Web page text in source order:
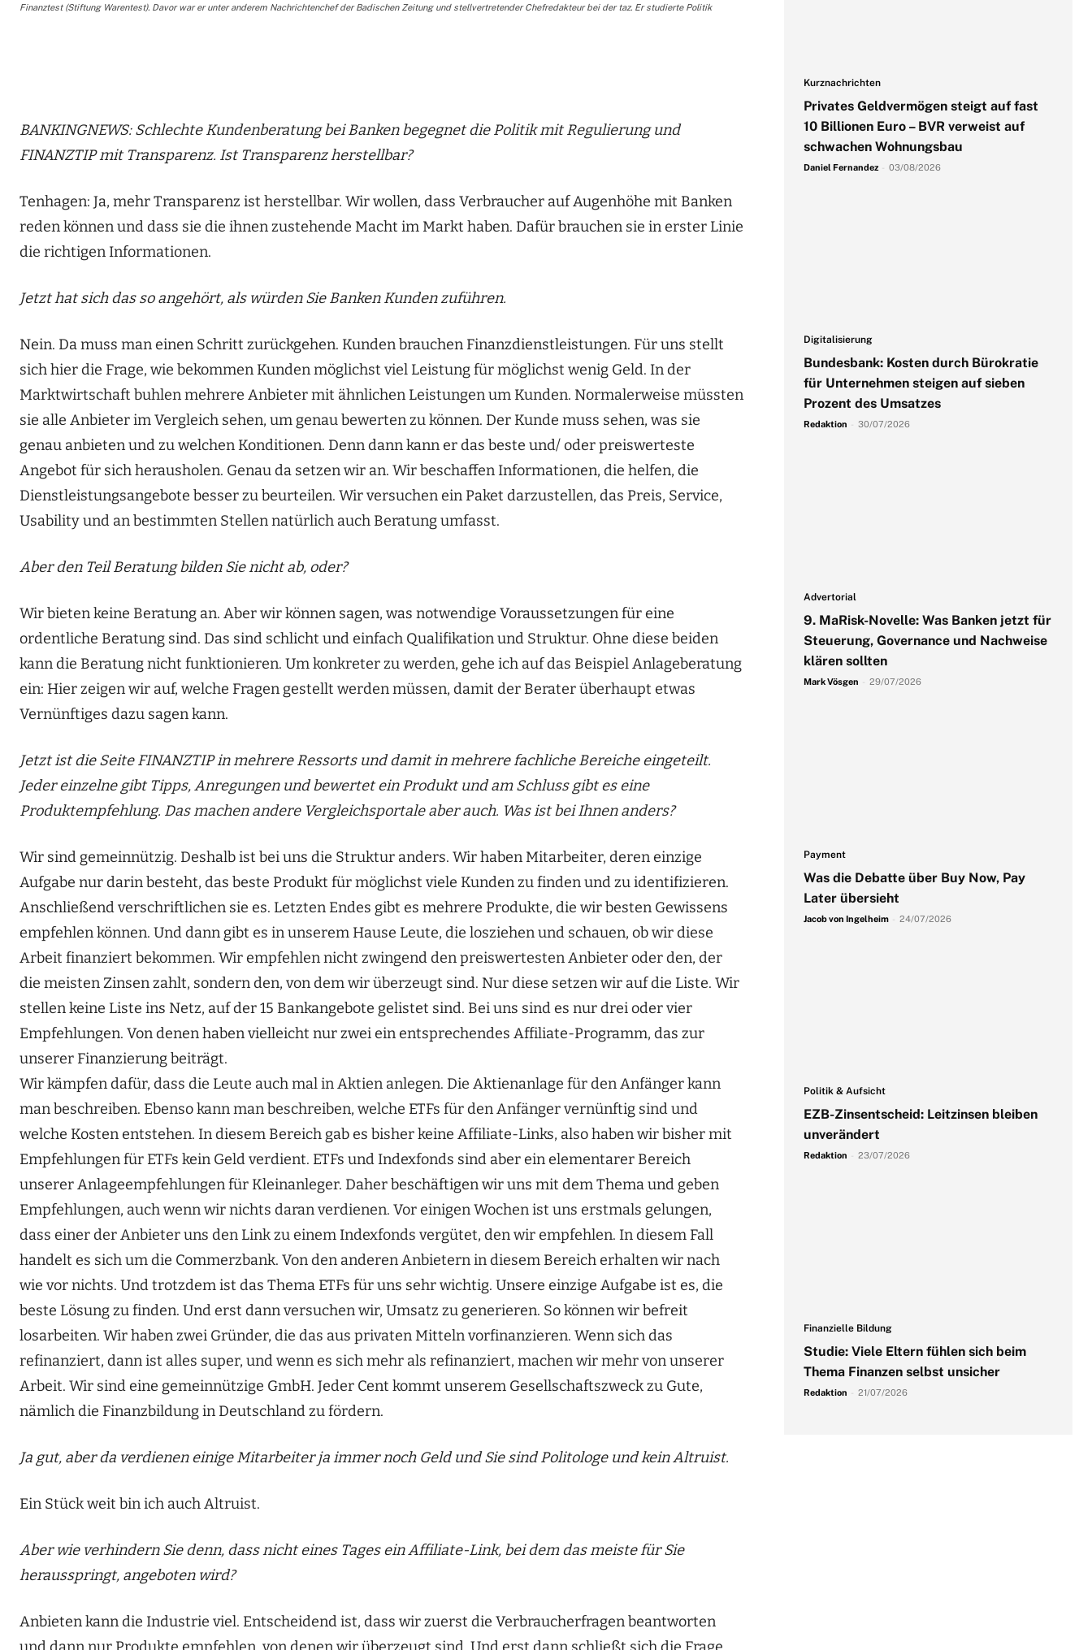
Finanztest (Stiftung Warentest). Davor war er unter anderem Nachrichtenchef der Badischen Zeitung und stellvertretender Chefredakteur bei der taz. Er studierte Politik
BANKINGNEWS: Schlechte Kundenberatung bei Banken begegnet die Politik mit Regulierung und
FINANZTIP mit Transparenz. Ist Transparenz herstellbar?
Tenhagen: Ja, mehr Transparenz ist herstellbar. Wir wollen, dass Verbraucher auf Augenhöhe mit Banken
reden können und dass sie die ihnen zustehende Macht im Markt haben. Dafür brauchen sie in erster Linie
die richtigen Informationen.
Jetzt hat sich das so angehört, als würden Sie Banken Kunden zuführen.
Nein. Da muss man einen Schritt zurückgehen. Kunden brauchen Finanzdienstleistungen. Für uns stellt
sich hier die Frage, wie bekommen Kunden möglichst viel Leistung für möglichst wenig Geld. In der
Marktwirtschaft buhlen mehrere Anbieter mit ähnlichen Leistungen um Kunden. Normalerweise müssten
sie alle Anbieter im Vergleich sehen, um genau bewerten zu können. Der Kunde muss sehen, was sie
genau anbieten und zu welchen Konditionen. Denn dann kann er das beste und/ oder preiswerteste
Angebot für sich herausholen. Genau da setzen wir an. Wir beschaffen Informationen, die helfen, die
Dienstleistungsangebote besser zu beurteilen. Wir versuchen ein Paket darzustellen, das Preis, Service,
Usability und an bestimmten Stellen natürlich auch Beratung umfasst.
Aber den Teil Beratung bilden Sie nicht ab, oder?
Wir bieten keine Beratung an. Aber wir können sagen, was notwendige Voraussetzungen für eine
ordentliche Beratung sind. Das sind schlicht und einfach Qualifikation und Struktur. Ohne diese beiden
kann die Beratung nicht funktionieren. Um konkreter zu werden, gehe ich auf das Beispiel Anlageberatung
ein: Hier zeigen wir auf, welche Fragen gestellt werden müssen, damit der Berater überhaupt etwas
Vernünftiges dazu sagen kann.
Jetzt ist die Seite FINANZTIP in mehrere Ressorts und damit in mehrere fachliche Bereiche eingeteilt.
Jeder einzelne gibt Tipps, Anregungen und bewertet ein Produkt und am Schluss gibt es eine
Produktempfehlung. Das machen andere Vergleichsportale aber auch. Was ist bei Ihnen anders?
Wir sind gemeinnützig. Deshalb ist bei uns die Struktur anders. Wir haben Mitarbeiter, deren einzige
Aufgabe nur darin besteht, das beste Produkt für möglichst viele Kunden zu finden und zu identifizieren.
Anschließend verschriftlichen sie es. Letzten Endes gibt es mehrere Produkte, die wir besten Gewissens
empfehlen können. Und dann gibt es in unserem Hause Leute, die losziehen und schauen, ob wir diese
Arbeit finanziert bekommen. Wir empfehlen nicht zwingend den preiswertesten Anbieter oder den, der
die meisten Zinsen zahlt, sondern den, von dem wir überzeugt sind. Nur diese setzen wir auf die Liste. Wir
stellen keine Liste ins Netz, auf der 15 Bankangebote gelistet sind. Bei uns sind es nur drei oder vier
Empfehlungen. Von denen haben vielleicht nur zwei ein entsprechendes Affiliate-Programm, das zur
unserer Finanzierung beiträgt.
Wir kämpfen dafür, dass die Leute auch mal in Aktien anlegen. Die Aktienanlage für den Anfänger kann
man beschreiben. Ebenso kann man beschreiben, welche ETFs für den Anfänger vernünftig sind und
welche Kosten entstehen. In diesem Bereich gab es bisher keine Affiliate-Links, also haben wir bisher mit
Empfehlungen für ETFs kein Geld verdient. ETFs und Indexfonds sind aber ein elementarer Bereich
unserer Anlageempfehlungen für Kleinanleger. Daher beschäftigen wir uns mit dem Thema und geben
Empfehlungen, auch wenn wir nichts daran verdienen. Vor einigen Wochen ist uns erstmals gelungen,
dass einer der Anbieter uns den Link zu einem Indexfonds vergütet, den wir empfehlen. In diesem Fall
handelt es sich um die Commerzbank. Von den anderen Anbietern in diesem Bereich erhalten wir nach
wie vor nichts. Und trotzdem ist das Thema ETFs für uns sehr wichtig. Unsere einzige Aufgabe ist es, die
beste Lösung zu finden. Und erst dann versuchen wir, Umsatz zu generieren. So können wir befreit
losarbeiten. Wir haben zwei Gründer, die das aus privaten Mitteln vorfinanzieren. Wenn sich das
refinanziert, dann ist alles super, und wenn es sich mehr als refinanziert, machen wir mehr von unserer
Arbeit. Wir sind eine gemeinnützige GmbH. Jeder Cent kommt unserem Gesellschaftszweck zu Gute,
nämlich die Finanzbildung in Deutschland zu fördern.
Ja gut, aber da verdienen einige Mitarbeiter ja immer noch Geld und Sie sind Politologe und kein Altruist.
Ein Stück weit bin ich auch Altruist.
Aber wie verhindern Sie denn, dass nicht eines Tages ein Affiliate-Link, bei dem das meiste für Sie
herausspringt, angeboten wird?
Anbieten kann die Industrie viel. Entscheidend ist, dass wir zuerst die Verbraucherfragen beantworten
Kurznachrichten
Privates Geldvermögen steigt auf fast
10 Billionen Euro – BVR verweist auf
schwachen Wohnungsbau
Daniel Fernandez 03/08/2026
Digitalisierung
Bundesbank: Kosten durch Bürokratie
für Unternehmen steigen auf sieben
Prozent des Umsatzes
Redaktion 30/07/2026
Advertorial
9. MaRisk-Novelle: Was Banken jetzt für
Steuerung, Governance und Nachweise
klären sollten
Mark Vösgen 29/07/2026
Payment
Was die Debatte über Buy Now, Pay
Later übersieht
Jacob von Ingelheim 24/07/2026
Politik & Aufsicht
EZB-Zinsentscheid: Leitzinsen bleiben
unverändert
Redaktion 23/07/2026
Finanzielle Bildung
Studie: Viele Eltern fühlen sich beim
Thema Finanzen selbst unsicher
Redaktion 21/07/2026